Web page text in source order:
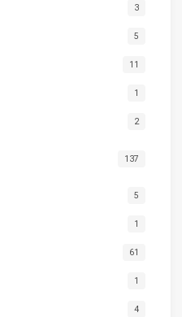
3
5
11
1
2
137
5
1
61
1
4